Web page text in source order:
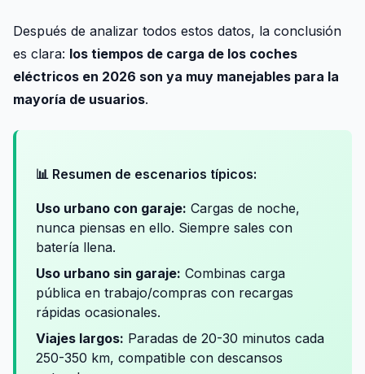
Después de analizar todos estos datos, la conclusión
es clara: los tiempos de carga de los coches
eléctricos en 2026 son ya muy manejables para la
mayoría de usuarios.
📊 Resumen de escenarios típicos:
Uso urbano con garaje: Cargas de noche,
nunca piensas en ello. Siempre sales con
batería llena.
Uso urbano sin garaje: Combinas carga
pública en trabajo/compras con recargas
rápidas ocasionales.
Viajes largos: Paradas de 20-30 minutos cada
250-350 km, compatible con descansos